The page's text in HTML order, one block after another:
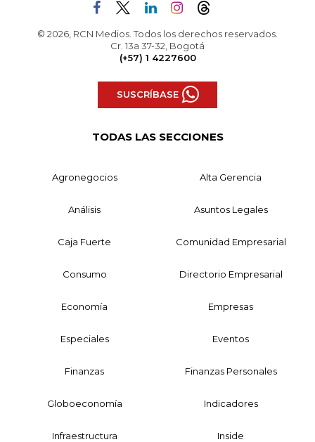
© 2026, RCN Medios. Todos los derechos reservados.
Cr. 13a 37-32, Bogotá
(+57) 1 4227600
SUSCRÍBASE
TODAS LAS SECCIONES
Agronegocios Alta Gerencia
Análisis Asuntos Legales
Caja Fuerte Comunidad Empresarial
Consumo Directorio Empresarial
Economía Empresas
Especiales Eventos
Finanzas Finanzas Personales
Globoeconomía Indicadores
Infraestructura Inside